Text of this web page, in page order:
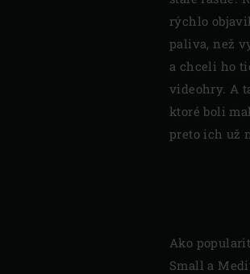
rýchlo
paliva, než
a chceli ho
videohry. A
ktoré boli
preto ich už
Ako
Small a